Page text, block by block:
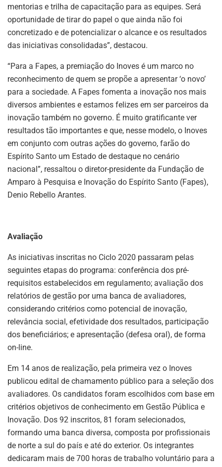
mentorias e trilha de capacitação para as equipes. Será
oportunidade de tirar do papel o que ainda não foi
concretizado e de potencializar o alcance e os resultados
das iniciativas consolidadas”, destacou.
“Para a Fapes, a premiação do Inoves é um marco no
reconhecimento de quem se propõe a apresentar ‘o novo’
para a sociedade. A Fapes fomenta a inovação nos mais
diversos ambientes e estamos felizes em ser parceiros da
inovação também no governo. É muito gratificante ver
resultados tão importantes e que, nesse modelo, o Inoves
em conjunto com outras ações do governo, farão do
Espírito Santo um Estado de destaque no cenário
nacional”, ressaltou o diretor-presidente da Fundação de
Amparo à Pesquisa e Inovação do Espírito Santo (Fapes),
Denio Rebello Arantes.
Avaliação
As iniciativas inscritas no Ciclo 2020 passaram pelas
seguintes etapas do programa: conferência dos pré-
requisitos estabelecidos em regulamento; avaliação dos
relatórios de gestão por uma banca de avaliadores,
considerando critérios como potencial de inovação,
relevância social, efetividade dos resultados, participação
dos beneficiários; e apresentação (defesa oral), de forma
on-line.
Em 14 anos de realização, pela primeira vez o Inoves
publicou edital de chamamento público para a seleção dos
avaliadores. Os candidatos foram escolhidos com base em
critérios objetivos de conhecimento em Gestão Pública e
Inovação. Dos 92 inscritos, 81 foram selecionados,
formando uma banca diversa, composta por profissionais
de norte a sul do país e até do exterior. Os integrantes
dedicaram mais de 700 horas de trabalho voluntário para a